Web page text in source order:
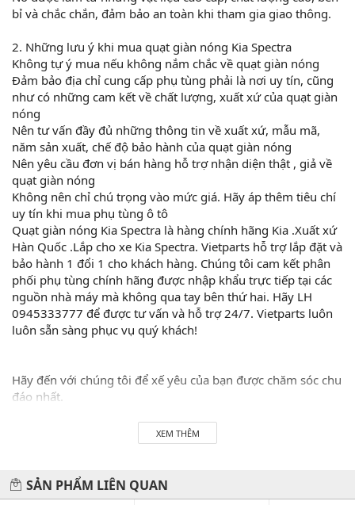
bỉ và chắc chắn, đảm bảo an toàn khi tham gia giao thông.
2. Những lưu ý khi mua quạt giàn nóng Kia Spectra
Không tự ý mua nếu không nắm chắc về quạt giàn nóng
Đảm bảo địa chỉ cung cấp phụ tùng phải là nơi uy tín, cũng
như có những cam kết về chất lượng, xuất xứ của quạt giàn
nóng
Nên tư vấn đầy đủ những thông tin về xuất xứ, mẫu mã,
năm sản xuất, chế độ bảo hành của quạt giàn nóng
Nên yêu cầu đơn vị bán hàng hỗ trợ nhận diện thật , giả về
quạt giàn nóng
Không nên chỉ chú trọng vào mức giá. Hãy áp thêm tiêu chí
uy tín khi mua phụ tùng ô tô
Quạt giàn nóng Kia Spectra là hàng chính hãng Kia .Xuất xứ
Hàn Quốc .Lắp cho xe Kia Spectra. Vietparts hỗ trợ lắp đặt và
bảo hành 1 đổi 1 cho khách hàng. Chúng tôi cam kết phân
phối phụ tùng chính hãng được nhập khẩu trực tiếp tại các
nguồn nhà máy mà không qua tay bên thứ hai. Hãy LH
0945333777 để được tư vấn và hỗ trợ 24/7. Vietparts luôn
luôn sẵn sàng phục vụ quý khách!
Hãy đến với chúng tôi để xế yêu của bạn được chăm sóc chu
đáo nhất.
#vietparts #ascgroup #phutungotodungxuatxurochatluong
#phugiaoto #phutungoto
-------------------------------------------------------
VIETPARTS - Thương hiệu 20 năm về cung cấp phụ tùng,
XEM THÊM
SẢN PHẨM LIÊN QUAN